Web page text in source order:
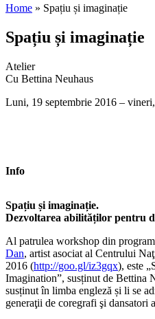
Home » Spațiu și imaginație
Spațiu și imaginație
Atelier
Cu Bettina Neuhaus
Luni, 19 septembrie 2016 –
Info
Spațiu și imaginație.
Dezvoltarea abilităților pentru
Al patrulea workshop din
Dan, artist asociat al Centrului
2016 (http://goo.gl/iz3gqx), este
Imagination”, susținut de Bettina
susținut în limba engleză și li se
generaţii de coregrafi şi dansatori